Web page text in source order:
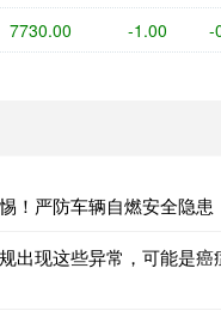
7730.00 -1.00 -
！严防车辆自燃安全隐患
出现这些异常，可能是癌